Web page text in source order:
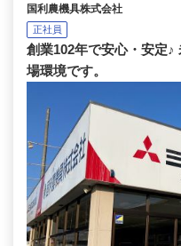
国利農機具株式会社
正社員
創業102年で安心・安定
場環境です。